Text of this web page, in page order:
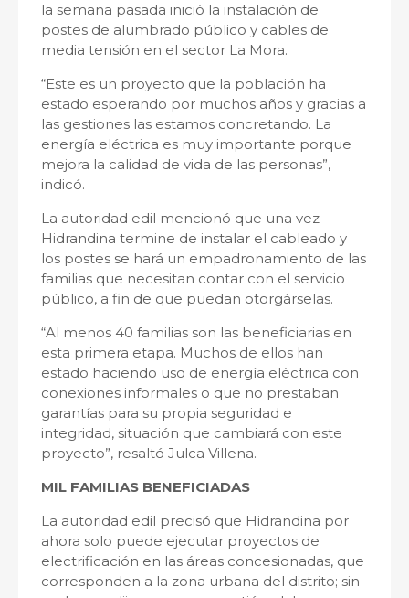
la semana pasada inició la instalación de
postes de alumbrado público y cables de
media tensión en el sector La Mora.
“Este es un proyecto que la población ha
estado esperando por muchos años y gracias a
las gestiones las estamos concretando. La
energía eléctrica es muy importante porque
mejora la calidad de vida de las personas”,
indicó.
La autoridad edil mencionó que una vez
Hidrandina termine de instalar el cableado y
los postes se hará un empadronamiento de las
familias que necesitan contar con el servicio
público, a fin de que puedan otorgárselas.
“Al menos 40 familias son las beneficiarias en
esta primera etapa. Muchos de ellos han
estado haciendo uso de energía eléctrica con
conexiones informales o que no prestaban
garantías para su propia seguridad e
integridad, situación que cambiará con este
proyecto”, resaltó Julca Villena.
MIL FAMILIAS BENEFICIADAS
La autoridad edil precisó que Hidrandina por
ahora solo puede ejecutar proyectos de
electrificación en las áreas concesionadas, que
corresponden a la zona urbana del distrito; sin